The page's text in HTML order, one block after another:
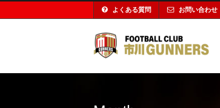
よくある質問 お問い合わせ